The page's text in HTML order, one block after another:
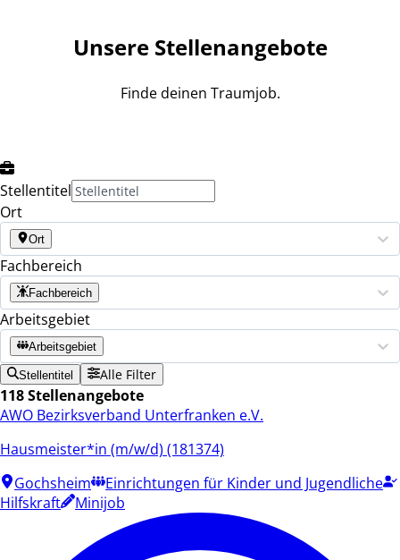
Unsere Stellenangebote
Finde deinen Traumjob.
Stellentitel
Ort
Ort
Fachbereich
Fachbereich
Arbeitsgebiet
Arbeitsgebiet
Stellentitel Alle Filter
118 Stellenangebote
AWO Bezirksverband Unterfranken e.V.
Hausmeister*in (m/w/d) (181374)
Gochsheim
Einrichtungen für Kinder und Jugendliche
Hilfskraft
Minijob